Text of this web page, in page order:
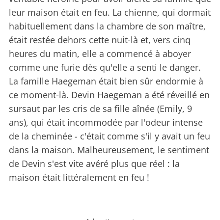
leur maison était en feu. La chienne, qui dormait
habituellement dans la chambre de son maître,
était restée dehors cette nuit-là et, vers cinq
heures du matin, elle a commencé à aboyer
comme une furie dès qu'elle a senti le danger.
La famille Haegeman était bien sûr endormie à
ce moment-là. Devin Haegeman a été réveillé en
sursaut par les cris de sa fille aînée (Emily, 9
ans), qui était incommodée par l'odeur intense
de la cheminée - c'était comme s'il y avait un feu
dans la maison. Malheureusement, le sentiment
de Devin s'est vite avéré plus que réel : la
maison était littéralement en feu !